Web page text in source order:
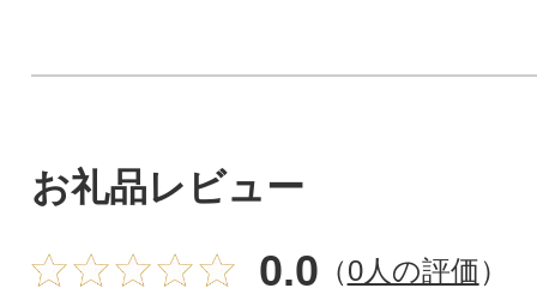
お礼品レビュー
0.0 （0人の評価）